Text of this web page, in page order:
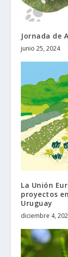
Jornada de
junio 25, 2024
La Unión
proyectos
Uruguay
diciembre 4,